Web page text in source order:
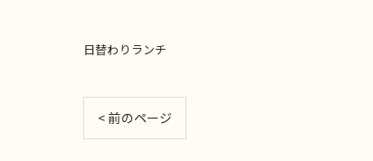
日替わりランチ
< 前のページ